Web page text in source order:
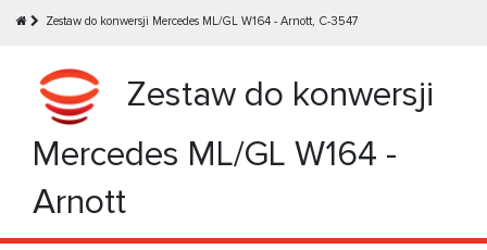
Zestaw do konwersji Mercedes ML/GL W164 - Arnott, C-3547
Zestaw do konwersji
Mercedes ML/GL W164 -
Arnott